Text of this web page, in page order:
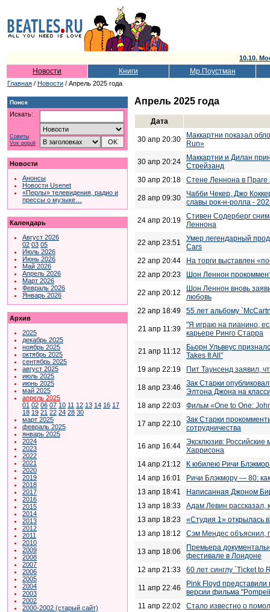
10.10.
Новости Книги Мр.Поустман
Главная / Новости / Апрель 2025 года
Поиск
Искать:
Советы
Vox populi
Новости
Анонсы
Новости Usenet
«Перлы» телевидения, радио и
прессы о музыке…
Календарь
Август 2026
02 03 05
Июль 2026
Июнь 2026
Май 2026
Апрель 2026
Март 2026
Февраль 2026
Январь 2026
Архив
2025
декабрь 2025
ноябрь 2025
октябрь 2025
сентябрь 2025
август 2025
июль 2025
июнь 2025
май 2025
апрель 2025
01 02 06 07 10 11 12 13 14 16 17
18 19 21 22 24 28 30
март 2025
февраль 2025
январь 2025
2024
2023
2022
2021
2020
2019
2018
2017
2016
2015
2014
2013
2012
2011
2010
2009
2008
2007
2006
2005
2004
2003
2002
2000-2002 (старый сайт)
Апрель 2025 года
Дата
30 апр 20:30
Маккартни показал
Run»
30 апр 20:24
Маккартни и Дилан
Стрейзанд
30 апр 20:18
Стене Леннона в Праге
28 апр 09:30
Чабби Чекер, Джо
славы рок-н-ролла -
24 апр 20:19
Стивен Содерберг
Леннона
22 апр 23:51
Умер легендарный
Cars
22 апр 20:44
На торги выставлен
22 апр 20:23
Шон Леннон
22 апр 20:12
Шон Леннон вновь
любовь
22 апр 18:49
55 лет альбому
21 апр 11:39
"Я играю на пианино,
карьере Ринго Старра
21 апр 11:12
Бьорн Ульвеус
Takes It All”
19 апр 22:19
Пит Таунсенд заявил,
18 апр 23:46
Зак Старки
Элтона Джона на
18 апр 22:03
Фильм «One to One:
17 апр 22:10
Зак Старки
сотрудничества
16 апр 16:44
Эксклюзив:
Харрисона
14 апр 21:12
К юбилею Ричи
14 апр 16:01
Ричи Блэкмору — 80:
13 апр 18:41
Написанная Джоном
13 апр 18:33
Адам Левин рассказал,
13 апр 18:23
«Студия 1» открылась
13 апр 18:12
Сэм Мендес объяснил,
13 апр 18:06
Премьера
фестивале в Лондоне
12 апр 21:33
60 лет синглу `Ticket to
11 апр 22:46
Pink Floyd представили
версии фильма
11 апр 22:02
Стало известно о